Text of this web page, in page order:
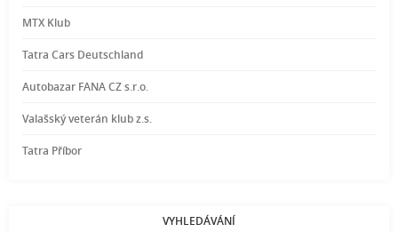
MTX Klub
Tatra Cars Deutschland
Autobazar FANA CZ s.r.o.
Valašský veterán klub z.s.
Tatra Příbor
VYHLEDÁVÁNÍ